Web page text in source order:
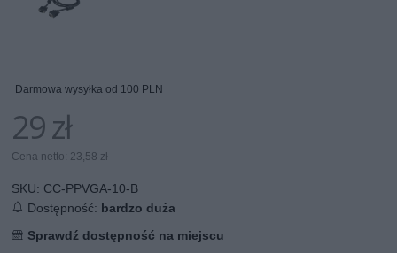
Darmowa wysyłka od 100 PLN
29 zł
Cena netto: 23,58 zł
SKU: CC-PPVGA-10-B
Dostępność: bardzo duża
Sprawdź dostępność na miejscu